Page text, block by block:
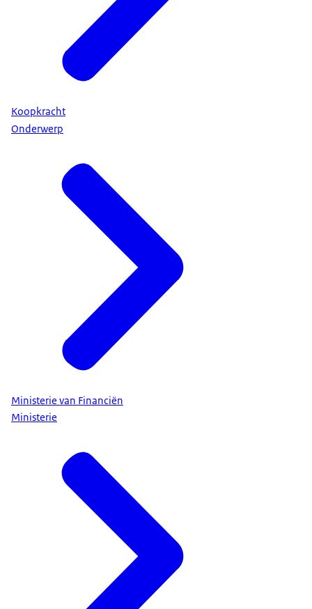
Koopkracht
Onderwerp
Ministerie van Financiën
Ministerie